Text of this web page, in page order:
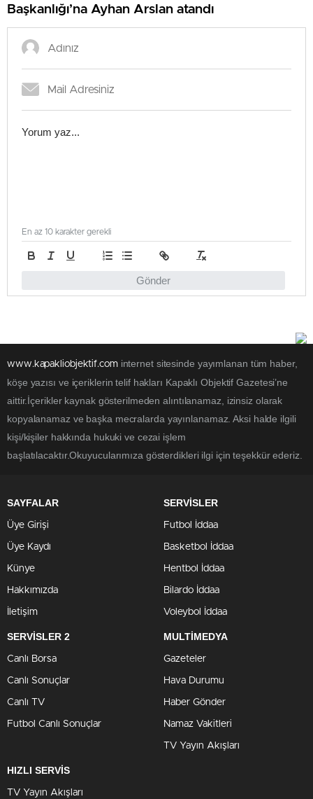
Başkanlığı’na Ayhan Arslan atandı
Gönder
En az 10 karakter gerekli
www.kapakliobjektif.cominternet sitesinde yayımlanan tüm haber,
köşe yazısı ve içeriklerin telif hakları Kapaklı Objektif Gazetesi’ne
aittir.İçerikler kaynak gösterilmeden alıntılanamaz, izinsiz olarak
kopyalanamaz ve başka mecralarda yayınlanamaz. Aksi halde ilgili
kişi/kişiler hakkında hukuki ve cezai işlem
başlatılacaktır.Okuyucularımıza gösterdikleri ilgi için teşekkür ederiz.
SAYFALAR
Üye Girişi
Üye Kaydı
Künye
Hakkımızda
İletişim
SERVİSLER
Futbol İddaa
Basketbol İddaa
Hentbol İddaa
Bilardo İddaa
Voleybol İddaa
SERVİSLER 2
Canlı Borsa
Canlı Sonuçlar
Canlı TV
Futbol Canlı Sonuçlar
MULTİMEDYA
Gazeteler
Hava Durumu
Haber Gönder
Namaz Vakitleri
TV Yayın Akışları
HIZLI SERVİS
TV Yayın Akışları